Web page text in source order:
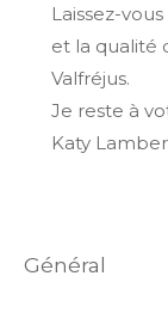
Laissez-
et la qualité
Valfréjus.
Je reste à
Katy
général